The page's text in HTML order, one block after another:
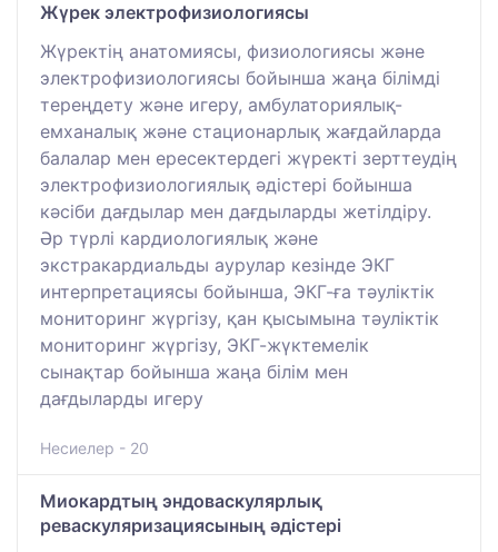
Жүрек электрофизиологиясы
Жүректің анатомиясы, физиологиясы және
электрофизиологиясы бойынша жаңа білімді
тереңдету және игеру, амбулаториялық-
емханалық және стационарлық жағдайларда
балалар мен ересектердегі жүректі зерттеудің
электрофизиологиялық әдістері бойынша
кәсіби дағдылар мен дағдыларды жетілдіру.
Әр түрлі кардиологиялық және
экстракардиальды аурулар кезінде ЭКГ
интерпретациясы бойынша, ЭКГ-ға тәуліктік
мониторинг жүргізу, қан қысымына тәуліктік
мониторинг жүргізу, ЭКГ-жүктемелік
сынақтар бойынша жаңа білім мен
дағдыларды игеру
Несиелер - 20
Миокардтың эндоваскулярлық
реваскуляризациясының әдістері